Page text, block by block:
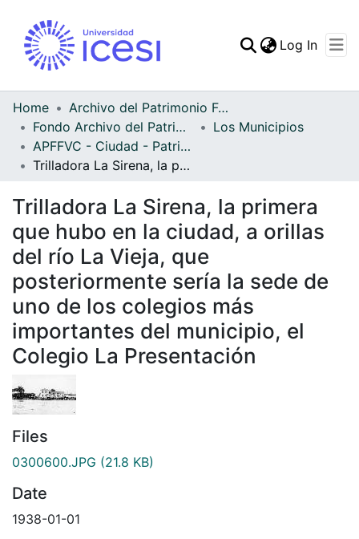
Statistics
Log In
Home
Archivo del Patrimonio Fotográfico y Fílmico del Valle del Cauca
Fondo Archivo del Patrimonio Fotográfico y Fílmico del Valle del Cauca
Los Municipios
APFFVC - Ciudad - Patrimonial
Trilladora La Sirena, la primera que hubo en la ciudad, a orillas del río La Vieja, que posteriormente sería la sede de uno de los colegios más importantes del municipio, el Colegio La Presentación
Trilladora La Sirena, la primera
que hubo en la ciudad, a orillas
del río La Vieja, que
posteriormente sería la sede de
uno de los colegios más
importantes del municipio, el
Colegio La Presentación
Files
0300600.JPG (21.8 KB)
Date
1938-01-01